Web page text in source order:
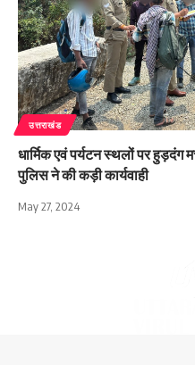
उत्तराखंड
धार्मिक एवं पर्यटन स्थलों पर हुड़दंग
पुलिस ने की कड़ी कार्यवाही
May 27, 2024